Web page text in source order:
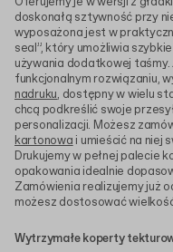
doskonałą sztywność przy
wyposażona jest w
seal”, który umożliwia
używania dodatkowej taśmy.
funkcjonalnym rozwiązaniu,
nadruku, dostępny w wielu
chcą podkreślić swoje
personalizacji. Możesz
kartonowa i umieścić na niej
Drukujemy w pełnej palecie
opakowania idealnie
Zamówienia realizujemy już
możesz dostosować
Wytrzymałe koperty